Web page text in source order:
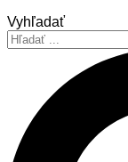
Vyhľadať